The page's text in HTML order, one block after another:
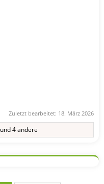
Zuletzt bearbeitet: 18. März 2026
und 4 andere